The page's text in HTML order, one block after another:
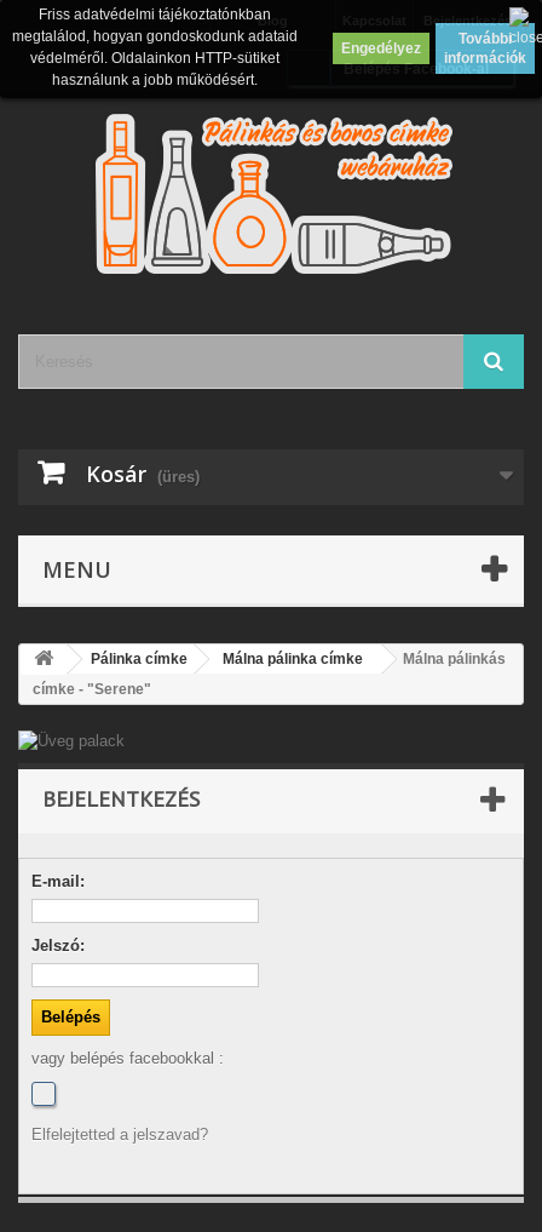
Bejelentkezés
Blog
Belépés Facebook-al
Kosár (üres)
MENU
Friss adatvédelmi tájékoztatónkban
megtalálod, hogyan gondoskodunk adataid
védelméről. Oldalainkon HTTP-sütiket
használunk a jobb működésért.
Engedélyez
További
információk
Pálinka címke Málna pálinka címke
Málna pálinkás
címke - "Serene"
BEJELENTKEZÉS
E-mail:
Jelszó:
vagy belépés facebookkal :
Elfelejtetted a jelszavad?